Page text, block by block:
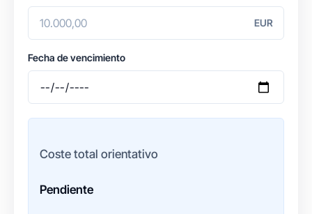
EUR
Fecha de vencimiento
Coste total orientativo
Pendiente